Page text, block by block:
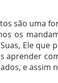
são uma
os
Ele que
e assim